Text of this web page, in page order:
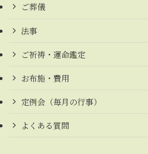
ご葬儀
法事
ご祈祷・運命鑑定
お布施・費用
定例会（毎月の行事）
よくある質問